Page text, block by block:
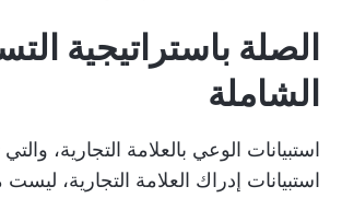
الصلة باستراتيجية
الشاملة
استبيانات الوعي بالعلامة التجارية،
استبيانات إدراك العلامة التجارية،